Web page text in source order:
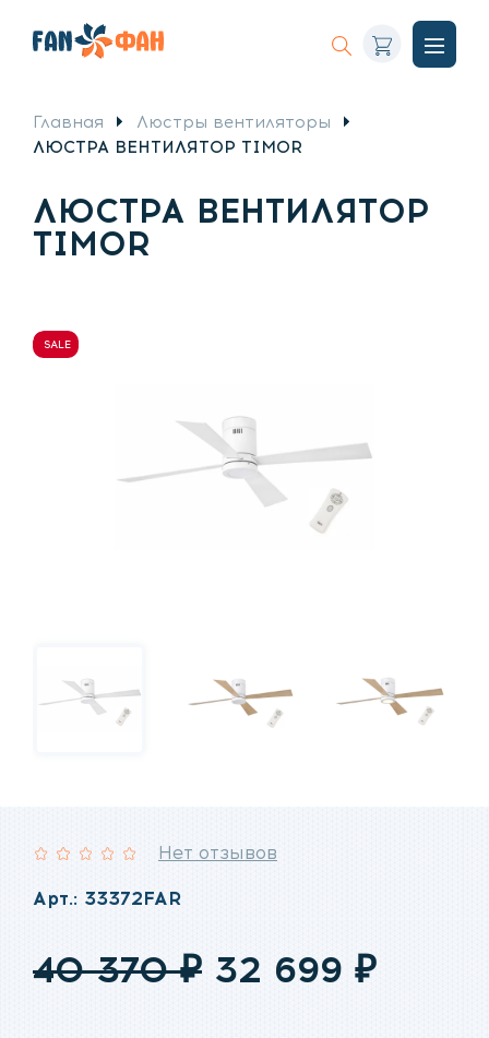
Искать
меню
Корзина
Главная
Люстры вентиляторы
ЛЮСТРА ВЕНТИЛЯТОР TIMOR
ЛЮСТРА ВЕНТИЛЯТОР
TIMOR
SALE
Нет отзывов
Арт.: 33372FAR
40 370₽ 32 699 ₽